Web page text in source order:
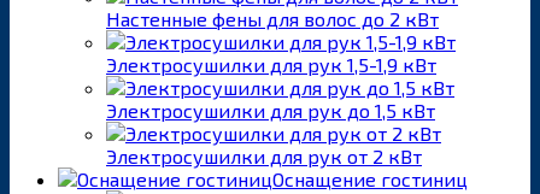
Настенные фены для волос до 2 кВт
Электросушилки для рук 1,5-1,9 кВт
Электросушилки для рук до 1,5 кВт
Электросушилки для рук от 2 кВт
Оснащение гостиниц